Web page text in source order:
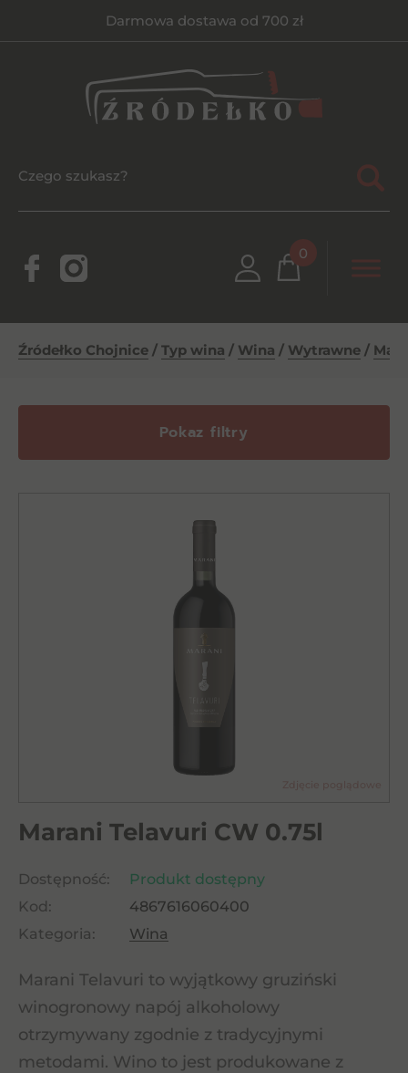
Darmowa dostawa od 700 zł
0
Źródełko Chojnice / Typ wina / Wina / Wytrawne /
Pokaz filtry
Marani Telavuri CW 0.75l
Dostępność:
Produkt dostępny
Kod:
4867616060400
Kategoria:
Wina
Marani Telavuri to wyjątkowy gruziński
winogronowy napój alkoholowy
otrzymywany zgodnie z tradycyjnymi
metodami. Wino to jest produkowane z